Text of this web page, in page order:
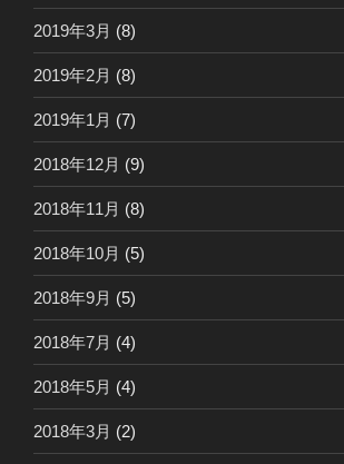
2019年3月 (8)
2019年2月 (8)
2019年1月 (7)
2018年12月 (9)
2018年11月 (8)
2018年10月 (5)
2018年9月 (5)
2018年7月 (4)
2018年5月 (4)
2018年3月 (2)